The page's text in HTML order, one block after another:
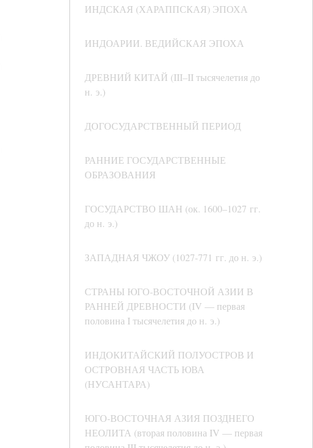
ИНДСКАЯ (ХАРАППСКАЯ) ЭПОХА
ИНДОАРИИ. ВЕДИЙСКАЯ ЭПОХА
ДРЕВНИЙ КИТАЙ (III–II тысячелетия до
н. э.)
ДОГОСУДАРСТВЕННЫЙ ПЕРИОД
РАННИЕ ГОСУДАРСТВЕННЫЕ
ОБРАЗОВАНИЯ
ГОСУДАРСТВО ШАН (ок. 1600–1027 гг.
до н. э.)
ЗАПАДНАЯ ЧЖОУ (1027-771 гг. до н. э.)
СТРАНЫ ЮГО-ВОСТОЧНОЙ АЗИИ В
РАННЕЙ ДРЕВНОСТИ (IV — первая
половина I тысячелетия до н. э.)
ИНДОКИТАЙСКИЙ ПОЛУОСТРОВ И
ОСТРОВНАЯ ЧАСТЬ ЮВА
(НУСАНТАРА)
ЮГО-ВОСТОЧНАЯ АЗИЯ ПОЗДНЕГО
НЕОЛИТА (вторая половина IV — первая